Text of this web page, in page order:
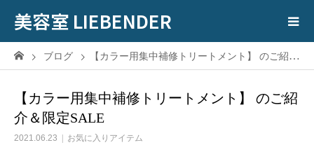
美容室 LIEBENDER
ブログ 【カラー用集中補修トリートメント】 のご紹介＆限定SALE
【カラー用集中補修トリートメント】 のご紹
介＆限定SALE
2021.06.23 お気に入りアイテム